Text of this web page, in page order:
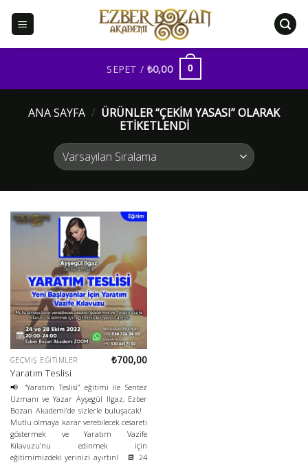
SEPET / ₺0,00 0
ANA SAYFA / ÜRÜNLER “ÇEKIM YASASI” OLARAK
ETIKETLENDI
GEÇMIŞ EĞITIMLER
Yaratım Teslisi
₺700,00
📢 “Yaratım Teslisi” eğitimi ile Sentez
Uzmanı ve Yazar Ayşegül Ilgaz, Ezber
Bozan Akademi’de sizlerle buluşacak!
Mutlu olmaya karar verebilecek cesareti
göstermek ve Yaratım Vazife
Kılavuzu’nu edinmek için
eğitimimizdeki yerinizi ayırtın! 📆 24